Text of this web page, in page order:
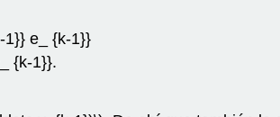
1}} e_ {k-1}}
{k-1}}.